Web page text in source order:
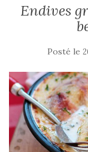
Endives
Posté le